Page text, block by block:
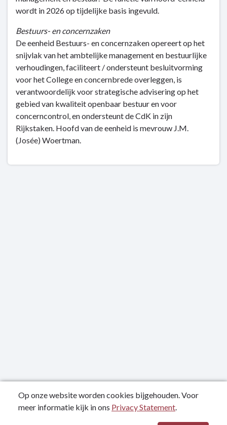
wordt in 2026 op tijdelijke basis ingevuld.
Bestuurs- en concernzaken
De eenheid Bestuurs- en concernzaken opereert op het
snijvlak van het ambtelijke management en bestuurlijke
verhoudingen, faciliteert / ondersteunt besluitvorming
voor het College en concernbrede overleggen, is
verantwoordelijk voor strategische advisering op het
gebied van kwaliteit openbaar bestuur en voor
concerncontrol, en ondersteunt de CdK in zijn
Rijkstaken. Hoofd van de eenheid is mevrouw J.M.
(Josée) Woertman.
Op onze website worden cookies bijgehouden. Voor
meer informatie kijk in ons Privacy Statement.